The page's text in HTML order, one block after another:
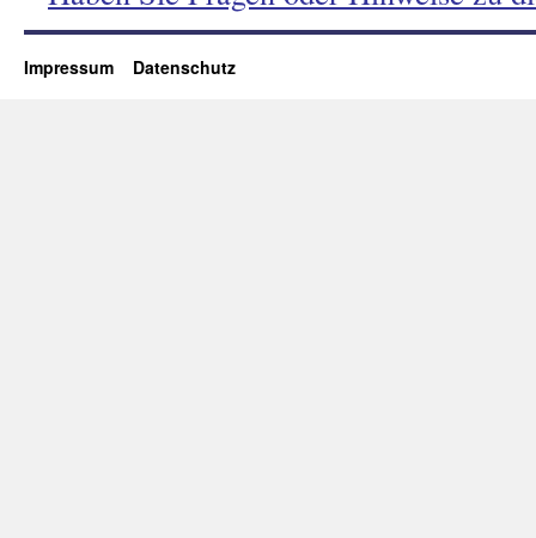
Impressum Datenschutz